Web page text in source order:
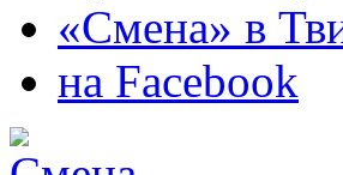
«Смена» в
на Facebook